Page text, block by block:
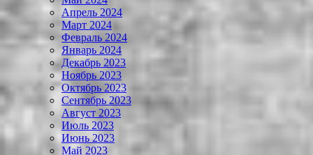
Апрель 2024
Март 2024
Февраль 2024
Январь 2024
Декабрь 2023
Ноябрь 2023
Октябрь 2023
Сентябрь 2023
Август 2023
Июль 2023
Июнь 2023
Май 2023